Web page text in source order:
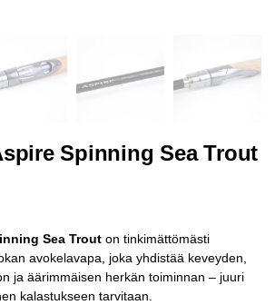
Spinning Sea Trout
Sea Trout on tinkimättömästi
avokelavapa, joka yhdistää keveyden,
ja äärimmäisen herkän toiminnan – juuri
kalastukseen tarvitaan.